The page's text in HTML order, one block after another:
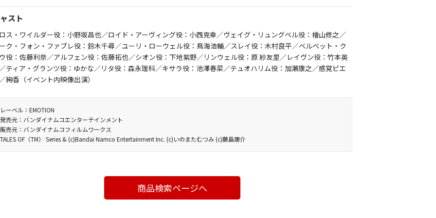
スト
ス・ワイルダー役：小野坂昌也／ロイド・アーヴィング役：小西克幸／ヴェイグ・リュングベル役：檜山修之／
ク・フォン・ファブレ役：鈴木千尋／ユーリ・ローウェル役：鳥海浩輔／スレイ役：木村良平／ベルベット・ク
役：佐藤利奈／アルフェン役：佐藤拓也／シオン役：下地紫野／リンウェル役：原 紗友里／レイヴン役：竹本英
ティア・グランツ役：ゆかな／リタ役：森永理科／キサラ役：池澤春菜／テュオハリム役：加瀬康之／感覚ピエ
絢香（イベント内映像出演）
レーベル：EMOTION
発売元：バンダイナムコエンターテインメント
販売元：バンダイナムコフィルムワークス
TALES OF（TM） Series & (c)Bandai Namco Entertainment Inc. (c)いのまたむつみ (c)藤島康介
商品検索ページへ